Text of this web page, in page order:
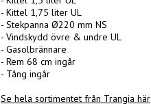
- Kittel 1,75 liter UL
- Stekpanna Ø220 mm NS
- Vindskydd övre & undre UL
- Gasolbrännare
- Rem 68 cm ingår
- Tång ingår
Se hela sortimentet från Trangia här